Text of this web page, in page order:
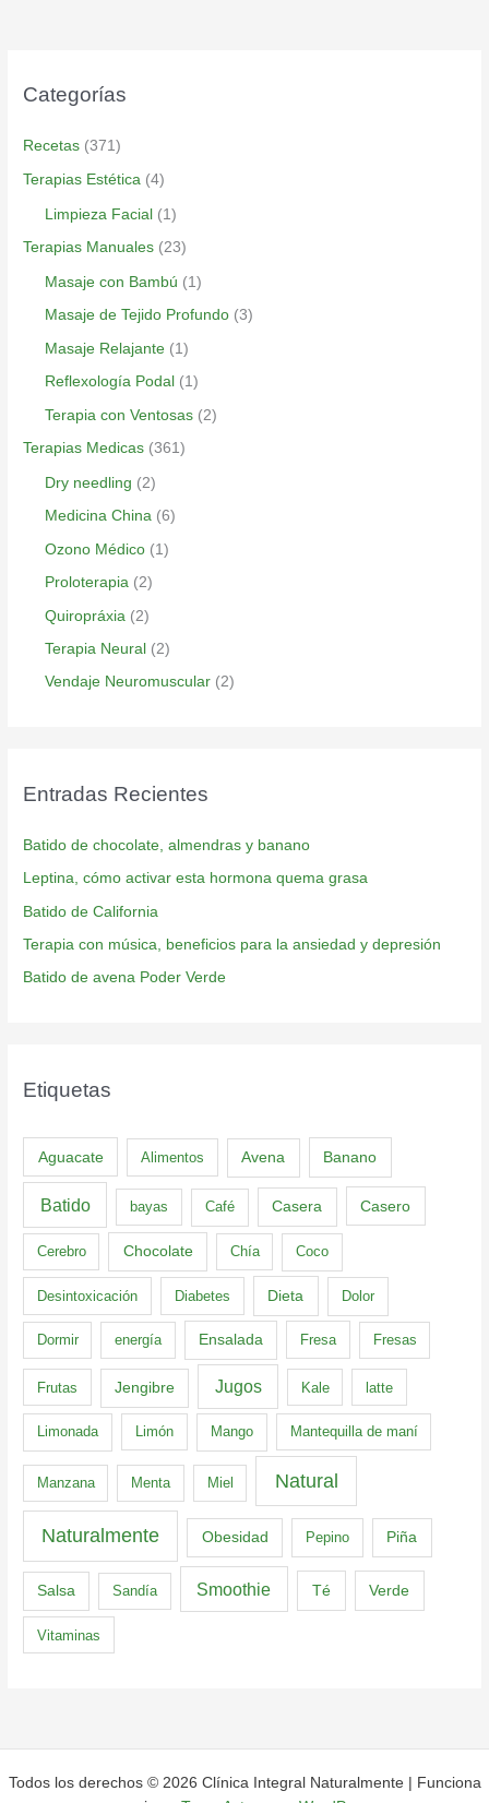
Categorías
Recetas (371)
Terapias Estética (4)
Limpieza Facial (1)
Terapias Manuales (23)
Masaje con Bambú (1)
Masaje de Tejido Profundo (3)
Masaje Relajante (1)
Reflexología Podal (1)
Terapia con Ventosas (2)
Terapias Medicas (361)
Dry needling (2)
Medicina China (6)
Ozono Médico (1)
Proloterapia (2)
Quiropráxia (2)
Terapia Neural (2)
Vendaje Neuromuscular (2)
Entradas Recientes
Batido de chocolate, almendras y banano
Leptina, cómo activar esta hormona quema grasa
Batido de California
Terapia con música, beneficios para la ansiedad y depresión
Batido de avena Poder Verde
Etiquetas
Aguacate Alimentos Avena Banano
Batido bayas Café Casera Casero
Cerebro Chocolate Chía Coco
Desintoxicación Diabetes Dieta Dolor
Dormir energía Ensalada Fresa Fresas
Frutas Jengibre Jugos Kale latte
Limonada Limón Mango Mantequilla de maní
Manzana Menta Miel Natural
Naturalmente Obesidad Pepino Piña
Salsa Sandía Smoothie Té Verde
Vitaminas
Todos los derechos © 2026 Clínica Integral Naturalmente | Funciona